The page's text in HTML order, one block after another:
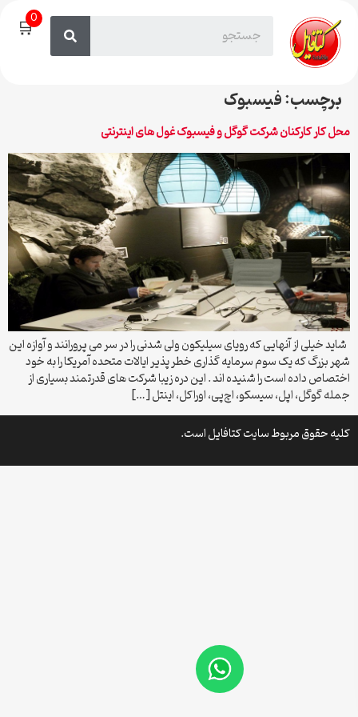
🛒0
برچسب:فیسبوک
محل کار کارکنان شرکت گوگل و فیسبوک غول های اینترنتی
شاید خیلی از آنهایی که رویای سیلیکون ولی شدنی را در سر می پرورانند و آوازه این
شهر بزرگ که یک سوم سرمایه گذاری خطر پذیر ایالات متحده آمریکا را به خود
اختصاص داده است را شنیده اند . این دره زیبا شرکت های قدرتمند بسیاری از
جمله گوگل، اپل، سیسکو، اچ‌پی، اوراکل، اینتل […]
کلیه حقوق مربوط سایت کتافایل است.